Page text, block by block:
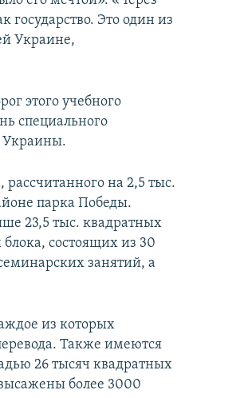
государство. Это один из
Украине,
этого учебного
специального
Украины.
рассчитанного на 2,5 тыс.
парка Победы.
23,5 тыс. квадратных
состоящих из 30
занятий, а
из которых
Также имеются
26 тысяч квадратных
более 3000